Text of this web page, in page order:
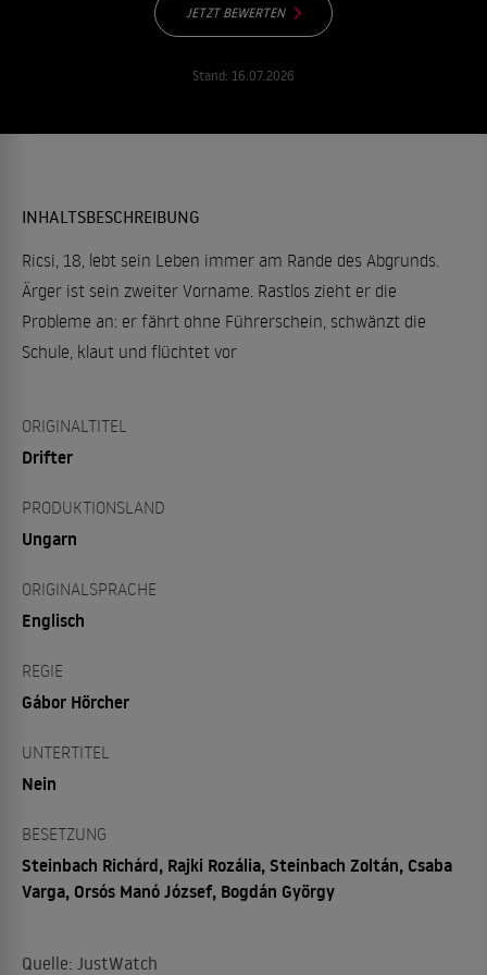
JETZT BEWERTEN
Stand: 16.07.2026
INHALTSBESCHREIBUNG
Ricsi, 18, lebt sein Leben immer am Rande des Abgrunds.
Ärger ist sein zweiter Vorname. Rastlos zieht er die
Probleme an: er fährt ohne Führerschein, schwänzt die
Schule, klaut und flüchtet vor
ORIGINALTITEL
Drifter
PRODUKTIONSLAND
Ungarn
ORIGINALSPRACHE
Englisch
REGIE
Gábor Hörcher
UNTERTITEL
Nein
BESETZUNG
Steinbach Richárd, Rajki Rozália, Steinbach Zoltán, Csaba
Varga, Orsós Manó József, Bogdán György
Quelle: JustWatch